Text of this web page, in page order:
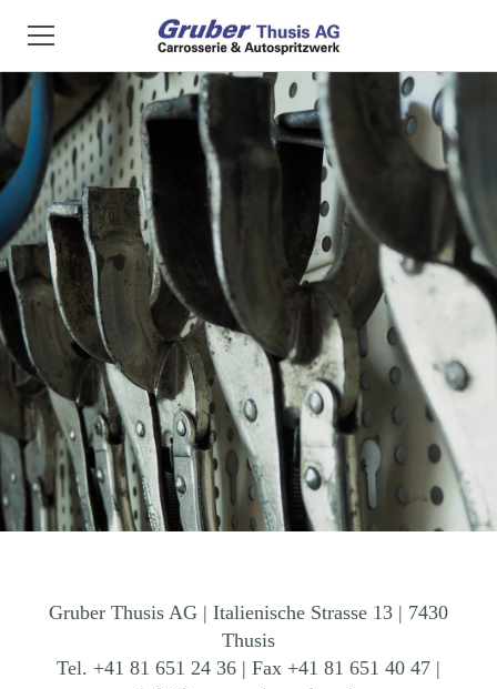
Gruber Thusis AG | Italienische Strasse 13 | 7430
Thusis
Tel. +41 81 651 24 36 | Fax +41 81 651 40 47 |
Home
Unsere Dienstleistungen
Unser Team
Kontakt
Unsere Partner
Privat